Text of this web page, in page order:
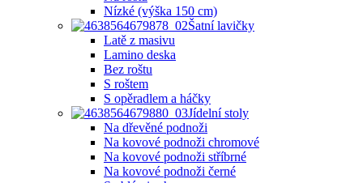
Nízké (výška 150 cm)
Šatní lavičky
Latě z masivu
Lamino deska
Bez roštu
S roštem
S opěradlem a háčky
Jídelní stoly
Na dřevěné podnoži
Na kovové podnoži chromové
Na kovové podnoži stříbrné
Na kovové podnoži černé